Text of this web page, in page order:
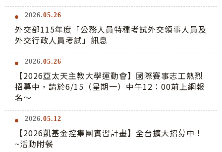
2026.05.26
外交部115年度「公務人員特種考試外交領事人員及
外交行政人員考試」訊息
2026.05.26
【2026亞太天主教大學運動會】國際賽事志工熱烈
招募中，請於6/15（星期一）中午12：00前上網報
名～
2026.05.12
【2026凱基金控集團實習計畫】全台擴大招募中！
~活動附餐